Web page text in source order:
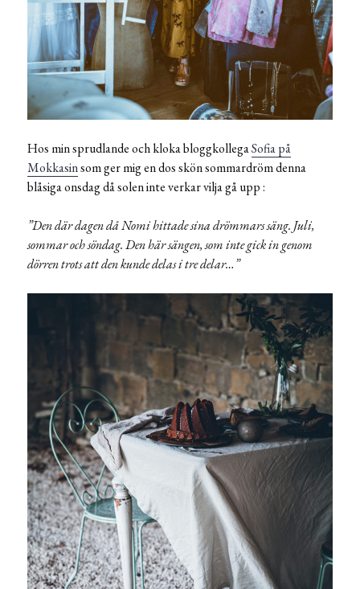
Hos min sprudlande och kloka bloggkollegaSofia på
Mokkasinsom ger mig en dos skön sommardröm denna
blåsiga onsdag då solen inte verkar vilja gå upp :
”Den där dagen då Nomi hittade sina drömmars säng. Juli,
sommar och söndag. Den här sängen, som inte gick in genom
dörren trots att den kunde delas i tre delar…”